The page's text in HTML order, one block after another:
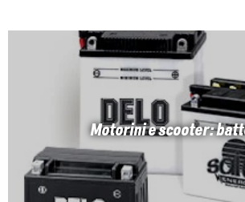
Motorini e scooter: